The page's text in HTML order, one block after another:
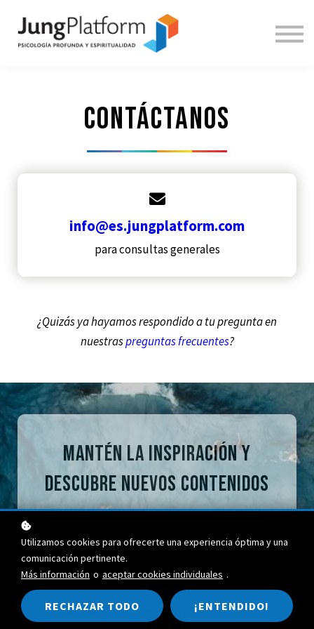
DOCENTES
INICIAR SESIÓN
ENGLISH
ContáctAnos
info@es.jungplatform.com
para consultas generales
¿Quizás ya hayamos respondido a tu pregunta en
nuestraspreguntas frecuentes?
Mantén la inspiración y
descubre nuevos contenidos
SUSCRÍBETE
Al hacer clic en "Suscríbete", acepto que mi
Utilizamos cookies para ofrecerte una experiencia óptima y una
comunicación pertinente.
Más información o aceptar cookies individuales .
RECHAZAR TODO ¡ENTENDIDO!